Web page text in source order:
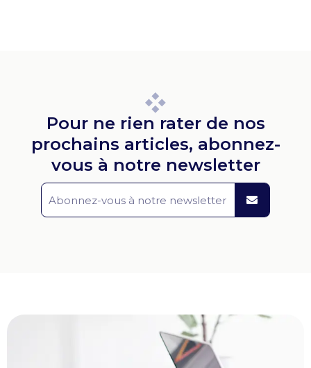
Pour ne rien rater de nos
prochains articles, abonnez-
vous à notre newsletter